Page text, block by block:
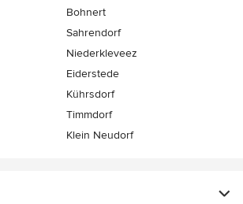
Bohnert
Sahrendorf
Niederkleveez
Eiderstede
Kührsdorf
Timmdorf
Klein Neudorf